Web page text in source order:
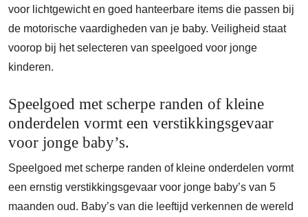
voor lichtgewicht en goed hanteerbare items die passen bij
de motorische vaardigheden van je baby. Veiligheid staat
voorop bij het selecteren van speelgoed voor jonge
kinderen.
Speelgoed met scherpe randen of kleine
onderdelen vormt een verstikkingsgevaar
voor jonge baby’s.
Speelgoed met scherpe randen of kleine onderdelen vormt
een ernstig verstikkingsgevaar voor jonge baby’s van 5
maanden oud. Baby’s van die leeftijd verkennen de wereld